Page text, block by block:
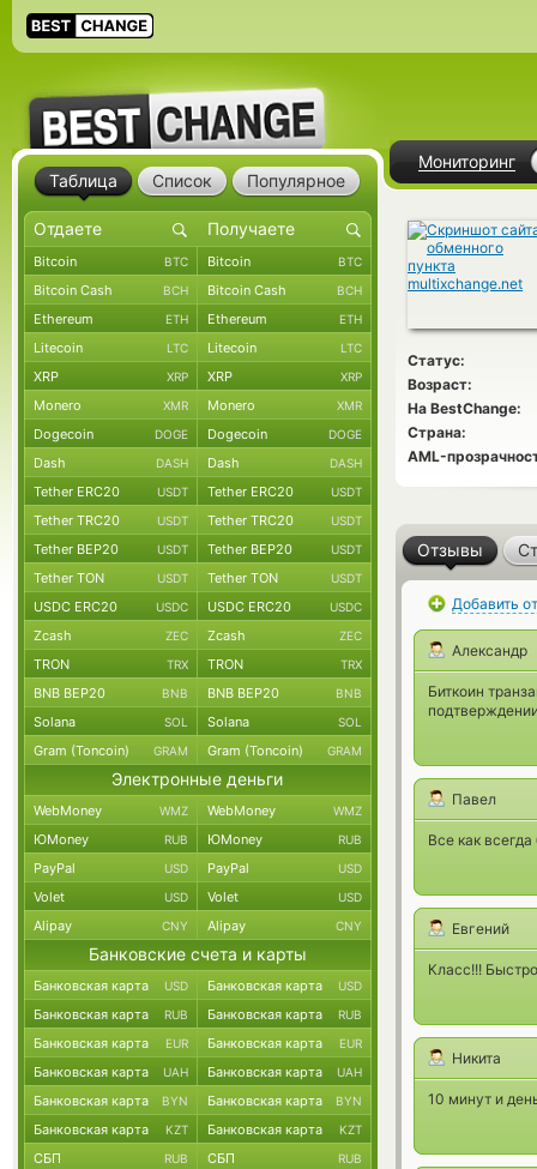
Мониторинг
Статус:
Возраст:
На BestChange:
Страна:
AML-
Отзывы
Добавить
Александр
Биткоин
Павел
Все как
Евгений
Класс!!!
Никита
10 минут и
Таблица Список Популярное
Bitcoin BTC Bitcoin BTC
Bitcoin Cash BCH Bitcoin Cash BCH
Ethereum ETH Ethereum ETH
Litecoin LTC Litecoin LTC
XRP XRP XRP XRP
Monero XMR Monero XMR
Dogecoin DOGE Dogecoin DOGE
Dash DASH Dash DASH
Tether ERC20 USDT Tether ERC20 USDT
Tether TRC20 USDT Tether TRC20 USDT
Tether BEP20 USDT Tether BEP20 USDT
Tether TON USDT Tether TON USDT
USDC ERC20 USDC USDC ERC20 USDC
Zcash ZEC Zcash ZEC
TRON TRX TRON TRX
BNB BEP20 BNB BNB BEP20 BNB
Solana SOL Solana SOL
Gram (Toncoin) GRAM Gram (Toncoin) GRAM
Электронные деньги
WebMoney WMZ WebMoney WMZ
ЮMoney RUB ЮMoney RUB
PayPal USD PayPal USD
Volet USD Volet USD
Alipay CNY Alipay CNY
Банковские счета и карты
Банковская карта USD Банковская карта USD
Банковская карта RUB Банковская карта RUB
Банковская карта EUR Банковская карта EUR
Банковская карта UAH Банковская карта UAH
Банковская карта BYN Банковская карта BYN
Банковская карта KZT Банковская карта KZT
СБП RUB СБП RUB